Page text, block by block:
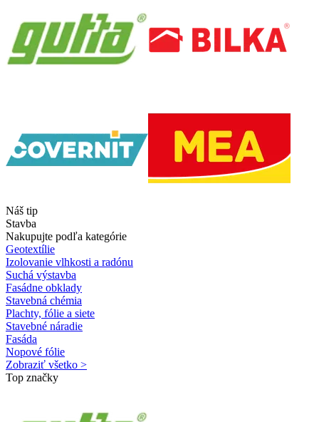
Náš tip
Stavba
Nakupujte podľa kategórie
Geotextílie
Izolovanie vlhkosti a radónu
Suchá výstavba
Fasádne obklady
Stavebná chémia
Plachty, fólie a siete
Stavebné náradie
Fasáda
Nopové fólie
Zobraziť všetko >
Top značky